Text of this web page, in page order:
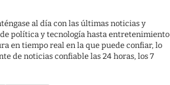
al día con las últimas noticias y
política y tecnología hasta entretenimiento
en tiempo real en la que puede confiar, lo
de noticias confiable las 24 horas, los 7